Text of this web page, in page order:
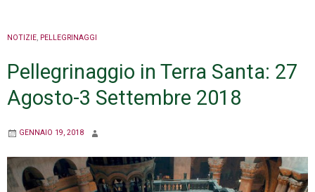
NOTIZIE, PELLEGRINAGGI
Pellegrinaggio in Terra Santa: 27
Agosto-3 Settembre 2018
GENNAIO 19, 2018